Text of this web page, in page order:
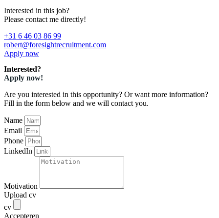
Interested in this job?
Please contact me directly!
+31 6 46 03 86 99
robert@foresightrecruitment.com
Apply now
Interested?
Apply now!
Are you interested in this opportunity? Or want more information?
Fill in the form below and we will contact you.
Name
Email
Phone
LinkedIn
Motivation
Upload cv
cv
Accepteren